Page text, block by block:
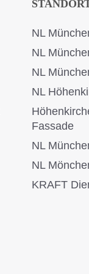
NL
NL
NL
NL
Fassade
NL
NL
KRAFT